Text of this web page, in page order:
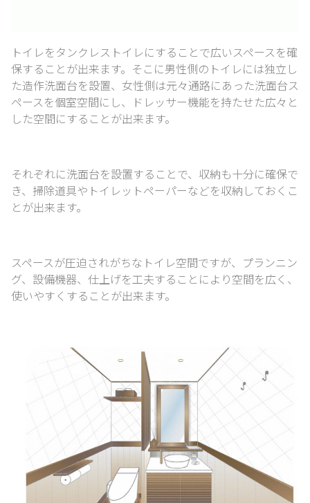
トイレをタンクレストイレにすることで広いスペースを確
保することが出来ます。 そこに男性側のトイレには独立し
た造作洗面台を設置、 女性側は元々通路にあった洗面台ス
ペースを個室空間にし、
ドレッサー機能を持たせた広々と
した空間にすることが出来ます。
それぞれに洗面台を設置することで、収納も十分に確保で
き、 掃除道具やトイレットペーパーなどを収納しておくこ
とが出来ます。
スペースが圧迫されがちなトイレ空間ですが、 プランニン
グ、設備機器、仕上げを工夫することにより空間を広く、
使いやすくすることが出来ます。